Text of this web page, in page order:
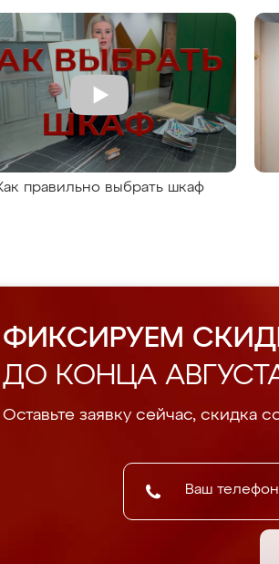
правильно выбрать шкаф
ФИКСИРУЕМ
ДО КОНЦА
Оставьте заявку сейчас, скидка